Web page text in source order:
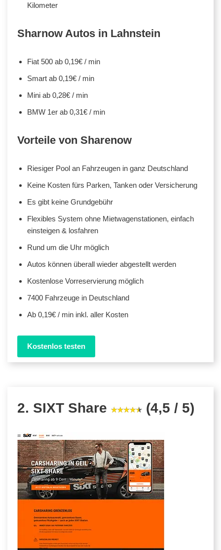
Kilometer
Sharnow Autos in Lahnstein
Fiat 500 ab 0,19€ / min
Smart ab 0,19€ / min
Mini ab 0,28€ / min
BMW 1er ab 0,31€ / min
Vorteile von Sharenow
Riesiger Pool an Fahrzeugen in ganz Deutschland
Keine Kosten fürs Parken, Tanken oder Versicherung
Es gibt keine Grundgebühr
Flexibles System ohne Mietwagenstationen, einfach
einsteigen & losfahren
Rund um die Uhr möglich
Autos können überall wieder abgestellt werden
Kostenlose Vorreservierung möglich
7400 Fahrzeuge in Deutschland
Ab 0,19€ / min inkl. aller Kosten
Kostenlos testen
2. SIXT Share (4,5 / 5)